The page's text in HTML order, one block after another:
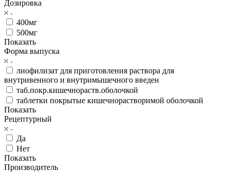
Дозировка
400мг
500мг
Показать
Форма выпуска
лиофилизат для приготовления раствора для
внутривенного и внутримышечного введен
таб.покр.кишечнораств.оболочкой
таблетки покрытые кишечнорастворимой оболочкой
Показать
Рецептурный
Да
Нет
Показать
Производитель